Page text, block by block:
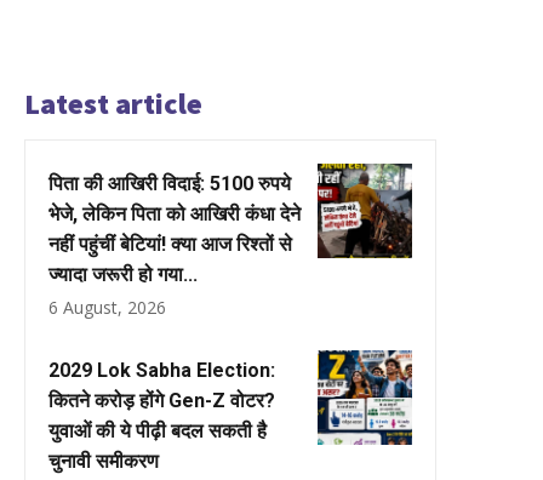
Latest article
पिता की आखिरी विदाई: 5100 रुपये
भेजे, लेकिन पिता को आखिरी कंधा देने
नहीं पहुंचीं बेटियां! क्या आज रिश्तों से
ज्यादा जरूरी हो गया...
6 August, 2026
2029 Lok Sabha Election:
कितने करोड़ होंगे Gen-Z वोटर?
युवाओं की ये पीढ़ी बदल सकती है
चुनावी समीकरण